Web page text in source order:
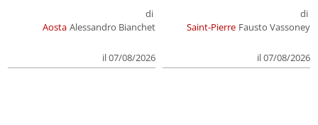
Aosta
di
Alessandro Bianchet
il 07/08/2026
Saint-Pierre
di
Fausto Vassoney
il 07/08/2026